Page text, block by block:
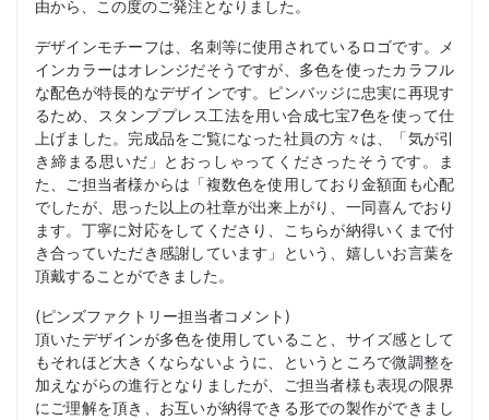
由から、この度のご発注となりました。
デザインモチーフは、名刺等に使用されているロゴです。メ
インカラーはオレンジだそうですが、多色を使ったカラフル
な配色が特長的なデザインです。ピンバッジに忠実に再現す
るため、スタンププレス工法を用い合成七宝7色を使って仕
上げました。完成品をご覧になった社員の方々は、「気が引
き締まる思いだ」とおっしゃってくださったそうです。ま
た、ご担当者様からは「複数色を使用しており金額面も心配
でしたが、思った以上の社章が出来上がり、一同喜んでおり
ます。丁寧に対応をしてくださり、こちらが納得いくまで付
き合っていただき感謝しています」という、嬉しいお言葉を
頂戴することができました。
(ピンズファクトリー担当者コメント)
頂いたデザインが多色を使用していること、サイズ感として
もそれほど大きくならないように、というところで微調整を
加えながらの進行となりましたが、ご担当者様も表現の限界
にご理解を頂き、お互いが納得できる形での製作ができまし